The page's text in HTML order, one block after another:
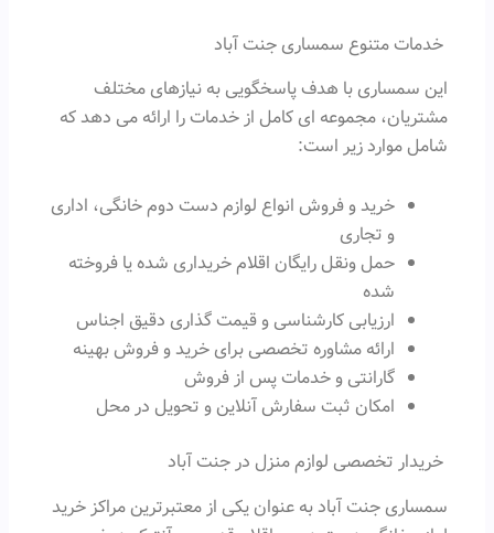
خدمات متنوع سمساری جنت آباد
این سمساری با هدف پاسخگویی به نیازهای مختلف
مشتریان، مجموعه ای کامل از خدمات را ارائه می دهد که
شامل موارد زیر است:
خرید و فروش انواع لوازم دست دوم خانگی، اداری
و تجاری
حمل ونقل رایگان اقلام خریداری شده یا فروخته
شده
ارزیابی کارشناسی و قیمت گذاری دقیق اجناس
ارائه مشاوره تخصصی برای خرید و فروش بهینه
گارانتی و خدمات پس از فروش
امکان ثبت سفارش آنلاین و تحویل در محل
خریدار تخصصی لوازم منزل در جنت آباد
سمساری جنت آباد به عنوان یکی از معتبرترین مراکز خرید